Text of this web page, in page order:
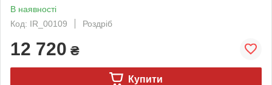
В наявності
Код: IR_00109
Роздріб
12 720 ₴
Купити